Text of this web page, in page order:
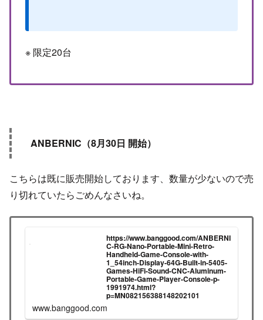
※ 限定20台
ANBERNIC（8月30日 開始）
こちらは既に販売開始しております、数量が少ないので売
り切れていたらごめんなさいね。
https://www.banggood.com/ANBERNI
C-RG-Nano-Portable-Mini-Retro-
Handheld-Game-Console-with-
1_54inch-Display-64G-Built-in-5405-
Games-HiFi-Sound-CNC-Aluminum-
Portable-Game-Player-Console-p-
1991974.html?
p=MN082156388148202101
www.banggood.com